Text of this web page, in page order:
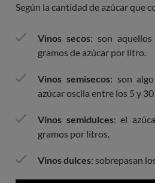
Según la cantidad de azúcar que
Vinos secos: son
gramos de azúcar por litro.
Vinos semisecos: son
azúcar oscila entre los 5 y
Vinos semidulces: el
gramos por litros.
Vinos dulces: sobrepasan